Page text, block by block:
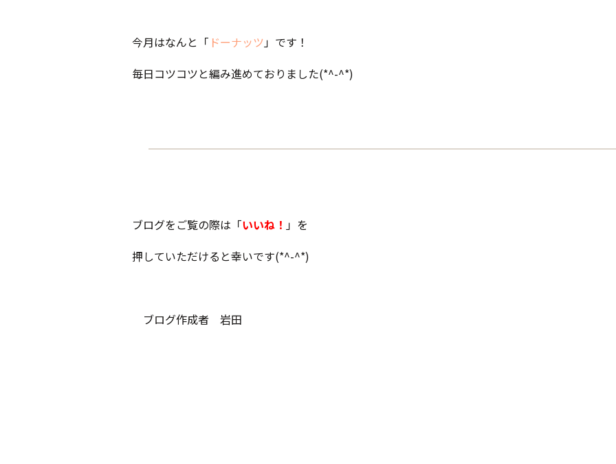
今月はなんと「 ドーナッツ」です！
毎日コツコツと編み進めておりました(*^-^*)
ブログをご覧の際は「いいね！ 」を
押していただけると幸いです(*^-^*)
ブログ作成者 岩田